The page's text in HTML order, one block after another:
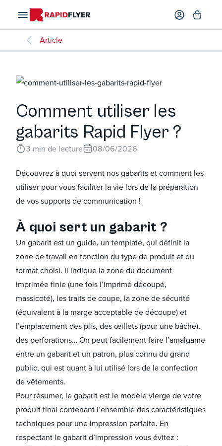
Article
Comment utiliser les
gabarits Rapid Flyer ?
3 min de lecture 08/06/2026
Découvrez à quoi servent nos gabarits et comment les
utiliser pour vous faciliter la vie lors de la préparation
de vos supports de communication !
À quoi sert un gabarit ?
Un gabarit est un guide, un template, qui définit la
zone de travail en fonction du type de produit et du
format choisi. Il indique la zone du document
imprimée finie (une fois l’imprimé découpé,
massicoté), les traits de coupe, la zone de sécurité
(équivalent à la marge acceptable de découpe) et
l’emplacement des plis, des œillets (pour une bâche),
des perforations… On peut facilement faire l’amalgame
entre un gabarit et un patron, plus connu du grand
public, qui est quant à lui utilisé lors de la confection
de vêtements.
Pour résumer, le gabarit est le modèle vierge de votre
produit final contenant l’ensemble des caractéristiques
techniques pour une impression parfaite. En
respectant le gabarit d’impression vous évitez :